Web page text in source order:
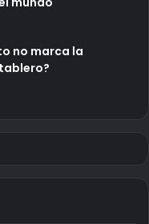
no marca la